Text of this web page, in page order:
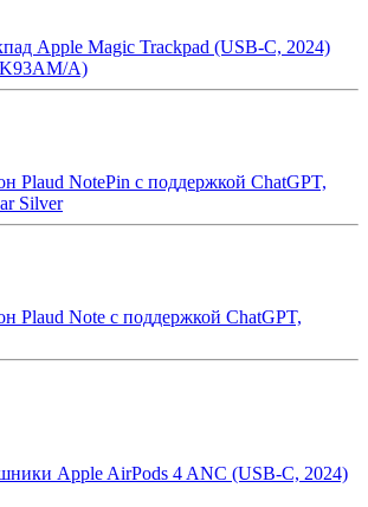
Apple Magic Trackpad (USB-C, 2024)
A)
Plaud NotePin с поддержкой ChatGPT,
Silver
Plaud Note с поддержкой ChatGPT,
Apple AirPods 4 ANC (USB-C, 2024)